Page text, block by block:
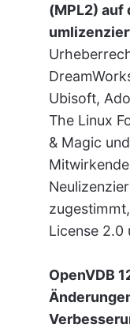
(MPL2) auf
Ubisoft,
The Linux
& Magic
License 2.0
OpenVDB